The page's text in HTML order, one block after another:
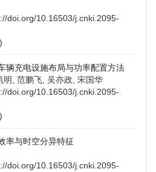
doi.org/10.16503/j.cnki.2095-
)
辆充电设施布局与功率配置方法
明, 范鹏飞, 吴亦政, 宋国华
doi.org/10.16503/j.cnki.2095-
)
率与时空分异特征
doi.org/10.16503/j.cnki.2095-